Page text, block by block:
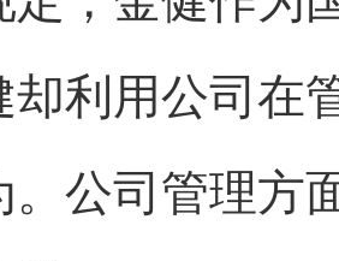
却利用公司在
。公司管理方